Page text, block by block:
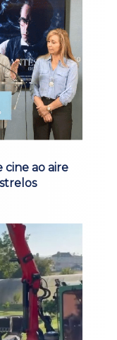
cine ao aire